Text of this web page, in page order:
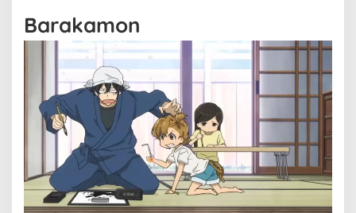
Barakamon